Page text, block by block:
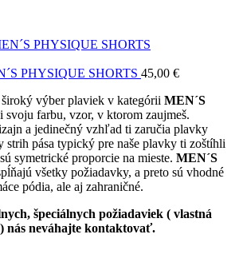
PHYSIQUE SHORTS 45,00 €
výber plaviek v kategórii MEN´S
svoju farbu, vzor, v ktorom zaujmeš.
a jedinečný vzhľad ti zaručia plavky
strih pása typický pre naše plavky ti zoštíhli
symetrické proporcie na mieste. MEN´S
všetky požiadavky, a preto sú vhodné
pódia, ale aj zahraničné.
špeciálnych požiadaviek ( vlastná
nás neváhajte kontaktovať.